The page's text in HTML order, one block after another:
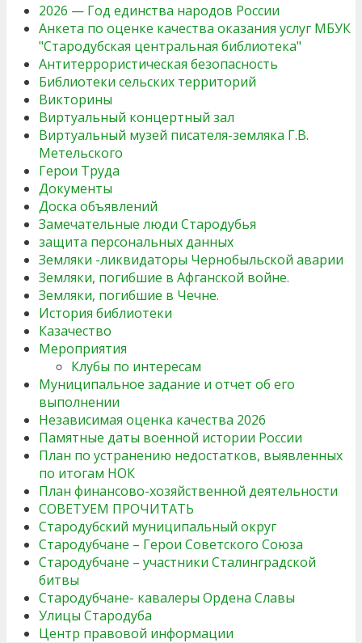
2026 — Год единства народов России
Анкета по оценке качества оказания услуг МБУК
"Стародубская центральная библиотека"
Антитеррористическая безопасность
Библиотеки сельских территорий
Викторины
Виртуальный концертный зал
Виртуальный музей писателя-земляка Г.В.
Метельского
Герои Труда
Документы
Доска объявлений
Замечательные люди Стародубья
защита персональных данных
Земляки -ликвидаторы Чернобыльской аварии
Земляки, погибшие в Афганской войне.
Земляки, погибшие в Чечне.
История библиотеки
Казачество
Мероприятия
Клубы по интересам
Муниципальное задание и отчет об его
выполнении
Независимая оценка качества 2026
Памятные даты военной истории России
План по устранению недостатков, выявленных
по итогам НОК
План финансово-хозяйственной деятельности
СОВЕТУЕМ ПРОЧИТАТЬ
Стародубский муниципальный округ
Стародубчане – Герои Советского Союза
Стародубчане – участники Сталинградской
битвы
Стародубчане- кавалеры Ордена Славы
Улицы Стародуба
Центр правовой информации